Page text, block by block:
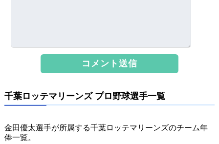
千葉ロッテマリーンズ プロ野球選手一覧
金田優太選手が所属する千葉ロッテマリーンズのチーム年
俸一覧。